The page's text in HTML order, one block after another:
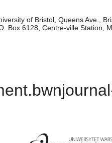
of Bristol, Queens Ave.,
Box 6128, Centre-ville Station,